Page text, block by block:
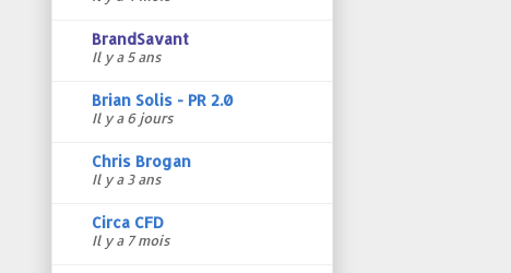
BrandSavant
Il y a 5 ans
Brian Solis - PR 2.0
Il y a 6 jours
Chris Brogan
Il y a 3 ans
Circa CFD
Il y a 7 mois